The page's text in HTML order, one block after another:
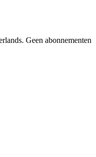
Geen abonnementen